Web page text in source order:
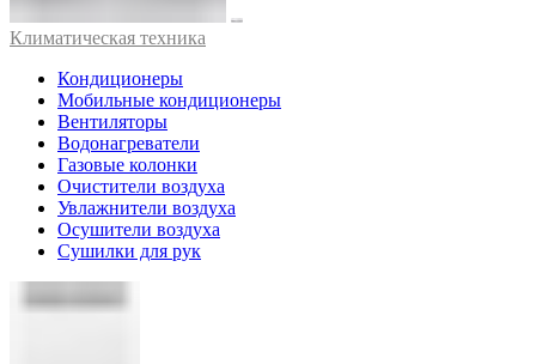
Климатическая техника
Кондиционеры
Мобильные кондиционеры
Вентиляторы
Водонагреватели
Газовые колонки
Очистители воздуха
Увлажнители воздуха
Осушители воздуха
Сушилки для рук